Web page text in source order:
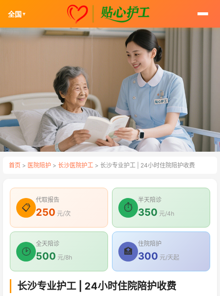
全国 ▼
首页 > 医院陪护 > 长沙医院护工 > 长沙专业护工 | 24小时住院陪护收费
📋
代取报告
250 元/次
⏱
半天陪诊
350 元/4h
🕑
全天陪诊
500 元/8h
🏥
住院陪护
300 元/天起
长沙专业护工 | 24小时住院陪护收费